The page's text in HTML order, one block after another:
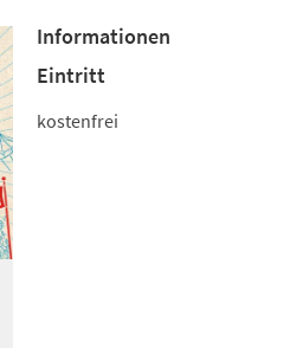
Informationen
Eintritt
kostenfrei